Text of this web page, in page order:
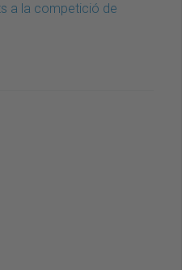
a la competició de